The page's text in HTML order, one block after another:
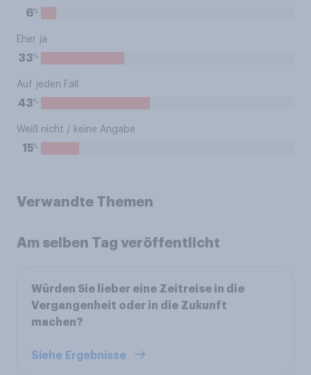
6%
Eher ja
33%
Auf jeden Fall
43%
Weiß nicht / keine Angabe
15%
Verwandte Themen
Am selben Tag veröffentlicht
Würden Sie lieber eine Zeitreise in die
Vergangenheit oder in die Zukunft
machen?
Siehe Ergebnisse